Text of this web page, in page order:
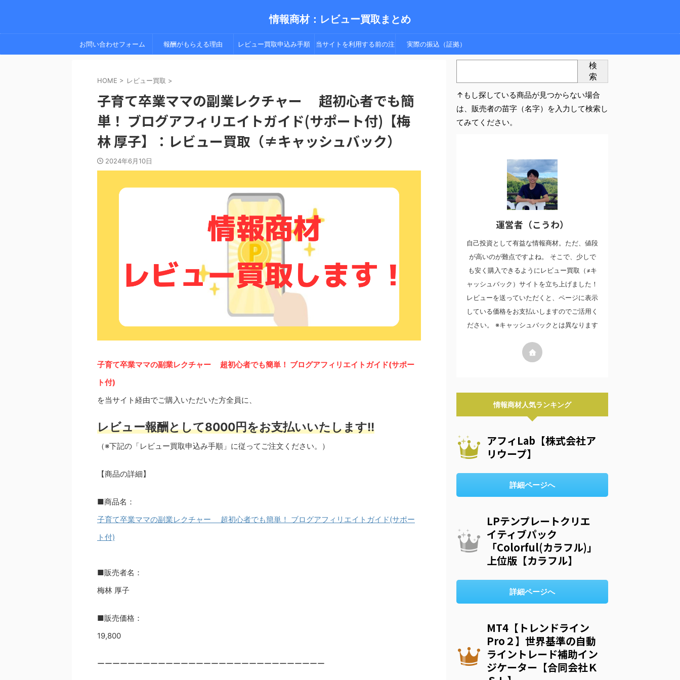
情報商材：レビュー買取まとめ
お問い合わせフォーム 報酬がもらえる理由 レビュー買取申込み手順 当サイトを利用する前の注 実際の振込（証拠）
HOME > レビュー買取 >
子育て卒業ママの副業レクチャー 超初心者でも簡
単！ ブログアフィリエイトガイド(サポート付)【梅
林 厚子】：レビュー買取（≠キャッシュバック）
2024年6月10日
子育て卒業ママの副業レクチャー 超初心者でも簡単！ ブログアフィリエイトガイド(サポー
ト付)
を当サイト経由でご購入いただいた方全員に、
レビュー報酬として8000円をお支払いいたします!!
（※下記の「レビュー買取申込み手順」に従ってご注文ください。）
【商品の詳細】
■商品名：
子育て卒業ママの副業レクチャー 超初心者でも簡単！ ブログアフィリエイトガイド(サポー
ト付)
■販売者名：
梅林 厚子
■販売価格：
19,800
ーーーーーーーーーーーーーーーーーーーーーーーーーーーーーー
検
索
↑もし探している商品が見つからない場合
は、販売者の苗字（名字）を入力して検索し
てみてください。
運営者（こうわ）
自己投資として有益な情報商材。ただ、値段
が高いのが難点ですよね。 そこで、少しで
も安く購入できるようにレビュー買取（≠キ
ャッシュバック）サイトを立ち上げました！
レビューを送っていただくと、ページに表示
している価格をお支払いしますのでご活用く
ださい。 ※キャッシュバックとは異なります
情報商材人気ランキング
アフィLab【株式会社ア
リウープ】
詳細ページへ
LPテンプレートクリエ
イティブパック
「Colorful(カラフル)」
上位版【カラフル】
詳細ページへ
MT4【トレンドライン
Pro２】世界基準の自動
ライントレード補助イン
ジケーター【合同会社Ｋ